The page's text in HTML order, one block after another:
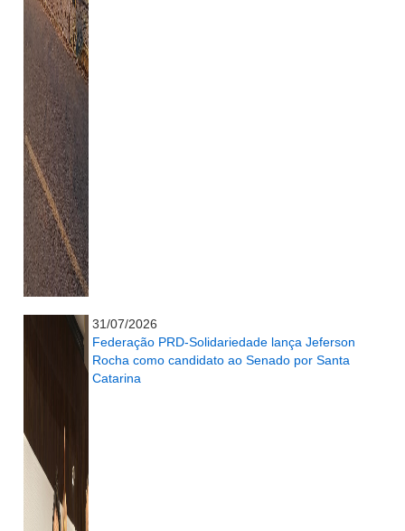
31/07/2026
Federação PRD-Solidariedade lança Jeferson
Rocha como candidato ao Senado por Santa
Catarina